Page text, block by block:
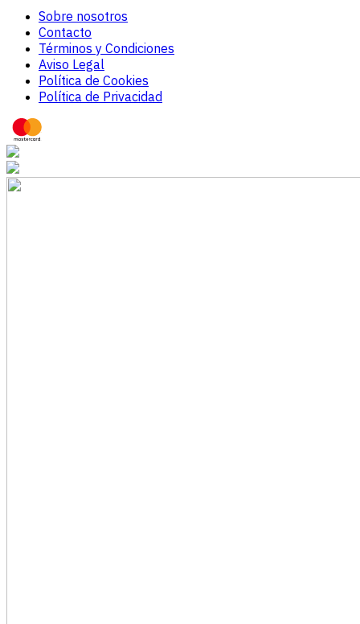
Sobre nosotros
Contacto
Términos y Condiciones
Aviso Legal
Política de Cookies
Política de Privacidad